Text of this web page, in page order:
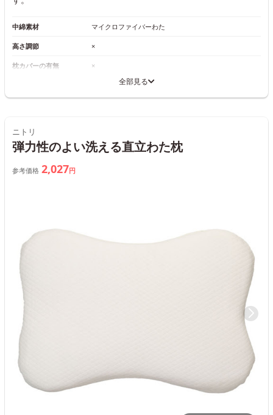
中綿素材 マイクロファイバーわた
高さ調節 ×
枕カバーの有無 ×
全部見る
ニトリ
弾力性のよい洗える直立わた枕
参考価格 2,027円